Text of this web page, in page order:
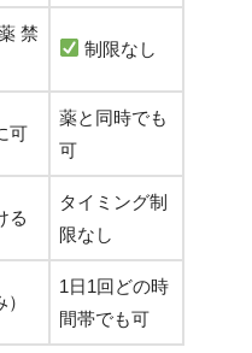
禁
制限なし
可
薬と同時でも
可
る
タイミング制
限なし
1日1回どの時
間帯でも可